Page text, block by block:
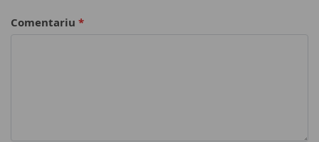
Comentariu *